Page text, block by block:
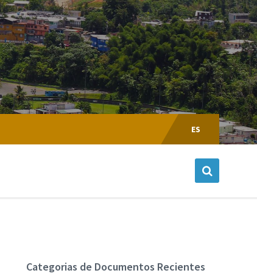
Escoger
Lenguaje:
ES
Categorias de Documentos Recientes